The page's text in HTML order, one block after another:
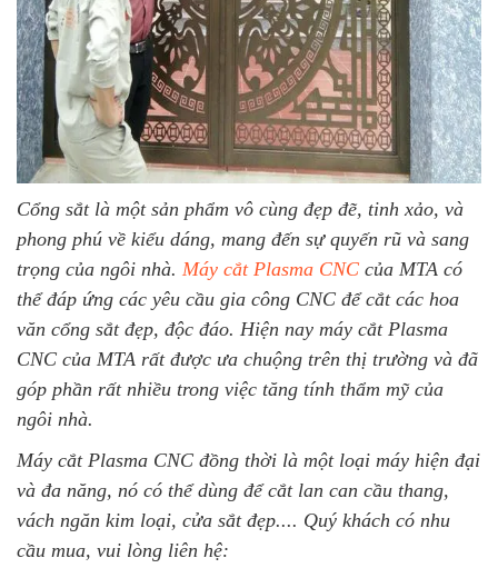
Cổng sắt là một sản phẩm vô cùng đẹp đẽ, tinh xảo, và
phong phú về kiểu dáng, mang đến sự quyến rũ và sang
trọng của ngôi nhà. Máy cắt Plasma CNC của MTA có
thể đáp ứng các yêu cầu gia công CNC để cắt các hoa
văn cổng sắt đẹp, độc đáo. Hiện nay máy cắt Plasma
CNC của MTA rất được ưa chuộng trên thị trường và đã
góp phần rất nhiều trong việc tăng tính thẩm mỹ của
ngôi nhà.
Máy cắt Plasma CNC đồng thời là một loại máy hiện đại
và đa năng, nó có thể dùng để cắt lan can cầu thang,
vách ngăn kim loại, cửa sắt đẹp.... Quý khách có nhu
cầu mua, vui lòng liên hệ: